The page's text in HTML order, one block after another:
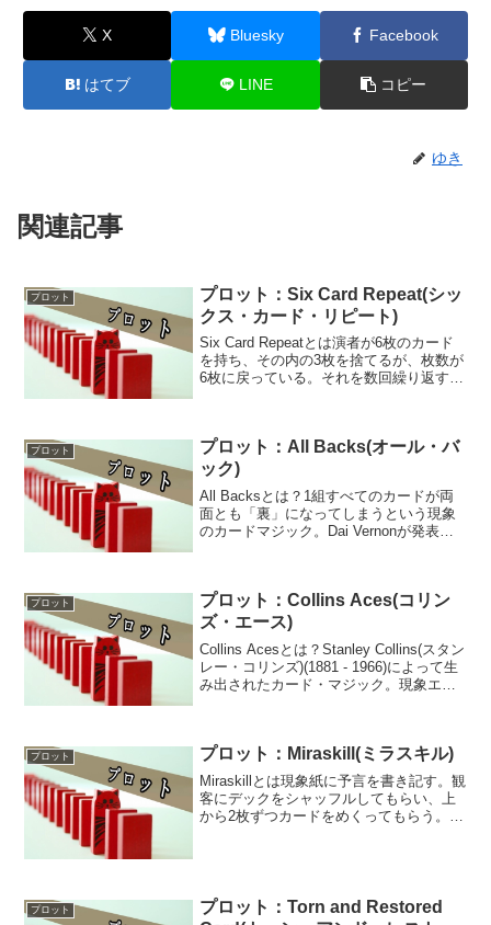
X Bluesky Facebook
はてブ LINE コピー
ゆき
関連記事
プロット
プロット：Six Card Repeat(シッ
クス・カード・リピート)
Six Card Repeatとは演者が6枚のカード
を持ち、その内の3枚を捨てるが、枚数が
6枚に戻っている。それを数回繰り返す。
プロット
プロット：All Backs(オール・バ
ック)
All Backsとは？1組すべてのカードが両
面とも「裏」になってしまうという現象
のカードマジック。Dai Vernonが発表し
「Ba...
プロット
プロット：Collins Aces(コリン
ズ・エース)
Collins Acesとは？Stanley Collins(スタン
レー・コリンズ)(1881 - 1966)によって生
み出されたカード・マジック。現象エー
プロット プロット：Miraskill(ミラスキル)
Miraskillとは現象紙に予言を書き記す。観
客にデックをシャッフルしてもらい、上
から2枚ずつカードをめくってもらう。2
プロット
プロット：Torn and Restored